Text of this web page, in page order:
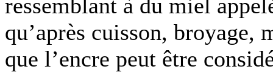
ressemblant à du miel
qu’après cuisson, broyage,
que l’encre peut être